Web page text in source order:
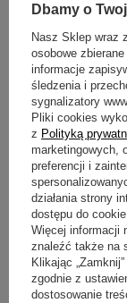
NOWOŚĆ
#mama6805 CUTICLE
preparat zmiękczający
29,97 zł / szt.
Dbamy o
Nasz Sklep wraz
osobowe
informacje
śledzenia i
sygnalizatory
Pliki cookies
z Polityką
marketingowych,
preferencji i
działania strony
dostępu do
Więcej informacji
znaleźć także na
Klikając
zgodnie z
dostosowanie